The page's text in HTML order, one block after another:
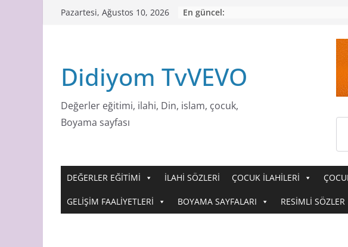
Pazartesi, Ağustos 10, 2026 En güncel:
Didiyom TvVEVO
Değerler eğitimi, ilahi, Din, islam, çocuk,
Boyama sayfası
DEĞERLER EĞİTİMİ İLAHİ SÖZLERİ ÇOCUK İLAHİLERİ
GELİŞİM FAALİYETLERİ BOYAMA SAYFALARI RESİMLİ SÖZLER